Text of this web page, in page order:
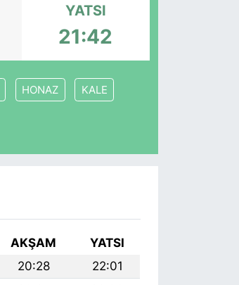
YATSI
21:42
HONAZ KALE
AKŞAM
YATSI
20:28
22:01